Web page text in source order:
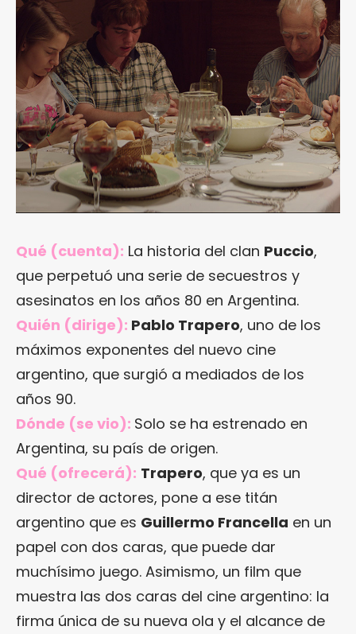
Qué (cuenta): La historia del clan Puccio,
que perpetuó una serie de secuestros y
asesinatos en los años 80 en Argentina.
Quién (dirige): Pablo Trapero, uno de los
máximos exponentes del nuevo cine
argentino, que surgió a mediados de los
años 90.
Dónde (se vio): Solo se ha estrenado en
Argentina, su país de origen.
Qué (ofrecerá): Trapero, que ya es un
director de actores, pone a ese titán
argentino que es Guillermo Francella en un
papel con dos caras, que puede dar
muchísimo juego. Asimismo, un film que
muestra las dos caras del cine argentino: la
firma única de su nueva ola y el alcance de